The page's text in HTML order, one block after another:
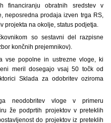
financiranju obratnih sredstev v
neposredna prodaja izven trga RS,
projekta na okolje, status podjetja.
so sestavni del razpisne
končnih prejemnikov).
vse popolne in ustrezne vloge, ki
meril dosegajo vsaj 50 točk od
Sklada za odobritev oziroma
neodobritev vloge v primeru
že podprtih projektov v preteklih
do projektov iz preteklih